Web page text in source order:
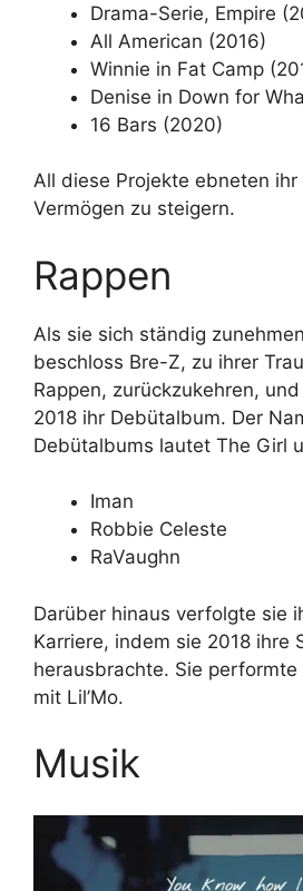
Drama-Serie, Empire
All American (2016)
Winnie in Fat Camp
Denise in Down for
16 Bars (2020)
All diese Projekte ebneten ihr
Vermögen zu steigern.
Rappen
Als sie sich ständig
beschloss Bre-Z, zu ihrer
Rappen, zurückzukehren,
2018 ihr Debütalbum. Der
Debütalbums lautet The Girl
Iman
Robbie Celeste
RaVaughn
Darüber hinaus verfolgte sie
Karriere, indem sie 2018 ihre
herausbrachte. Sie
mit Lil’Mo.
Musik